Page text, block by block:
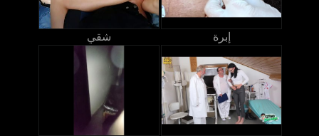
شقي إبرة